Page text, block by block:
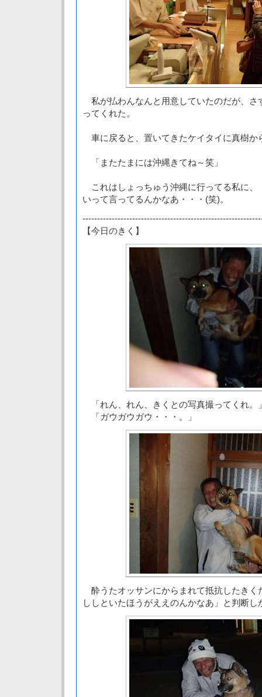
私が払わんなんと用意していたのだが、さ
ってくれた。
車に戻ると、置いてきたケイタイに真樹か
「またたまには沖縄きてね～笑」
これはしょっちゅう沖縄に行ってる私に、
いって言ってるんかなあ・・・(笑)。
【今日のきく】
「れん、れん、きくとの写真撮ってくれ。
「ガウガウガウ・・・。」
酔うたオッサンにからまれて抵抗したきく
ししといたほうがええのんかなあ」と判断し